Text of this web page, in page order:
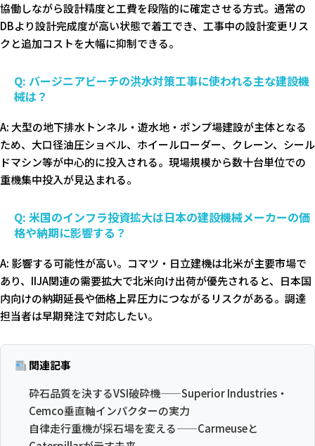
協働しながら設計精度と工費を段階的に確定させる方式。通常の
DBより設計完成度が高い状態で着工でき、工事中の設計変更リス
クと追加コストを大幅に抑制できる。
Q: バージニアビーチの洪水対策工事に使われる主な建設機
械は？
A: 大型の地下排水トンネル・遊水地・ポンプ場建設が主体となる
ため、大口径油圧ショベル、ホイールローダー、クレーン、シール
ドマシン等が中心的に投入される。現場規模から数十台単位での
重機集中投入が見込まれる。
Q: 米国のインフラ投資拡大は日本の建設機械メーカーの価
格や納期に影響する？
A: 影響する可能性が高い。コマツ・日立建機は北米が主要市場で
あり、IIJA関連の需要拡大で北米向け出荷が優先されると、日本国
内向けの納期延長や価格上昇圧力につながるリスクがある。調達
担当者は早期発注で対応したい。
関連記事
砕石品質を決するVSI破砕機——Superior Industries・
Cemco垂直軸インパクターの実力
自律走行重機が採石場を変える——Carmeuseと